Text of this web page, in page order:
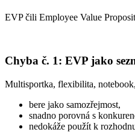
EVP čili Employee Value
Chyba č. 1: EVP jako
Multisportka, flexibilita,
bere jako samozřejmost,
snadno porovná s
nedokáže použít k